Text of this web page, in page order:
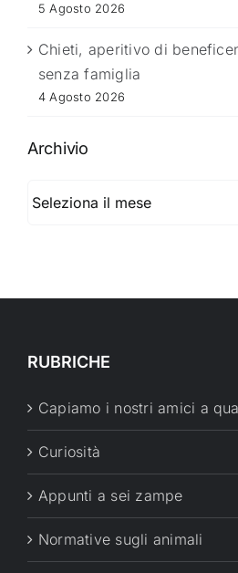
5 Agosto 2026
Chieti, aperitivo di
senza famiglia
4 Agosto 2026
Archivio
RUBRICHE
Capiamo i nostri amici a
Curiosità
Appunti a sei zampe
Normative sugli animali